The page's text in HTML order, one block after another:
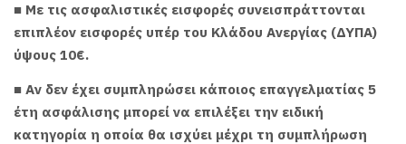
■ Με τις ασφαλιστικές εισφορές συνεισπράττονται
επιπλέον εισφορές υπέρ του Κλάδου Ανεργίας (ΔΥΠΑ)
ύψους 10€.
■ Αν δεν έχει συμπληρώσει κάποιος επαγγελματίας 5
έτη ασφάλισης μπορεί να επιλέξει την ειδική
κατηγορία η οποία θα ισχύει μέχρι τη συμπλήρωση